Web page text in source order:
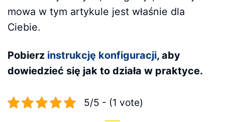
mowa w tym artykule jest właśnie dla
Ciebie.
Pobierz instrukcję konfiguracji, aby
dowiedzieć się jak to działa w praktyce.
5/5 - (1 vote)